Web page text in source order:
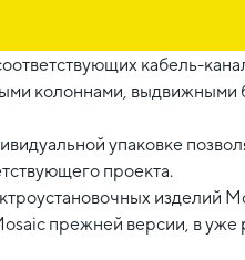
кабель-
колоннами, выдвижными
упаковке
проекта.
изделий
прежней версии, в уже